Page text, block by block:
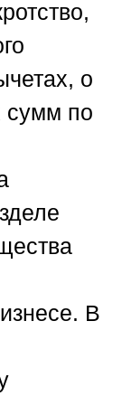
о
сумм по
В